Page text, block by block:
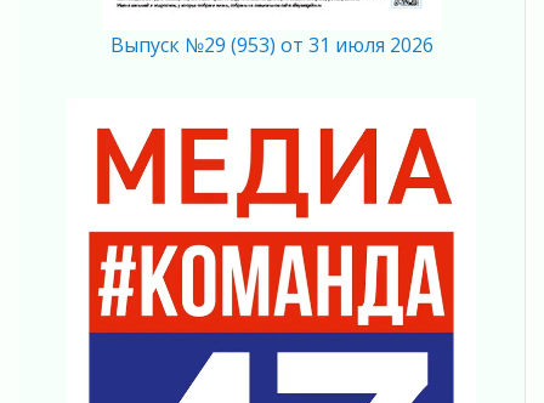
Пропавшего подростка нашли в Кировском
районе Ленобласти
02 августа 2026
02 августа 2026
В Ивангороде назвали новых почетных
граждан Ленинградской области
Готовность №1
02 августа 2026
Километровые столбы «Дороги жизни»
отправили на реставрацию
Ленобласть внедрила передовую подготовку
Выпуск №29 (953) от 31 июля 2026